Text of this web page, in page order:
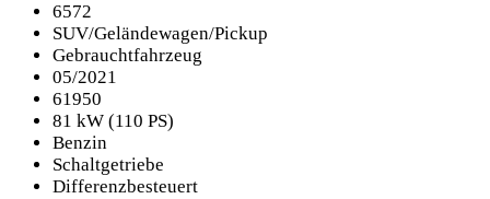
6572
SUV/Geländewagen/Pickup
Gebrauchtfahrzeug
05/2021
61950
81 kW (110 PS)
Benzin
Schaltgetriebe
Differenzbesteuert